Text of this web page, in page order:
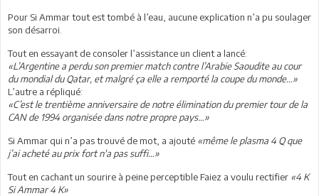
Pour Si Ammar tout est tombé à l’eau, aucune explication n’a pu soulager
son désarroi.
Tout en essayant de consoler l’assistance un client a lancé:
«L’Argentine a perdu son premier match contre l’Arabie Saoudite au cour
du mondial du Qatar, et malgré ça elle a remporté la coupe du monde…»
L’autre a répliqué:
«C’est le trentième anniversaire de notre élimination du premier tour de la
CAN de 1994 organisée dans notre propre pays…»
Si Ammar qui n’a pas trouvé de mot, a ajouté «même le plasma 4 Q que
j’ai acheté au prix fort n'a pas suffi…»
Tout en cachant un sourire à peine perceptible Faiez a voulu rectifier «4 K
Si Ammar 4 K»